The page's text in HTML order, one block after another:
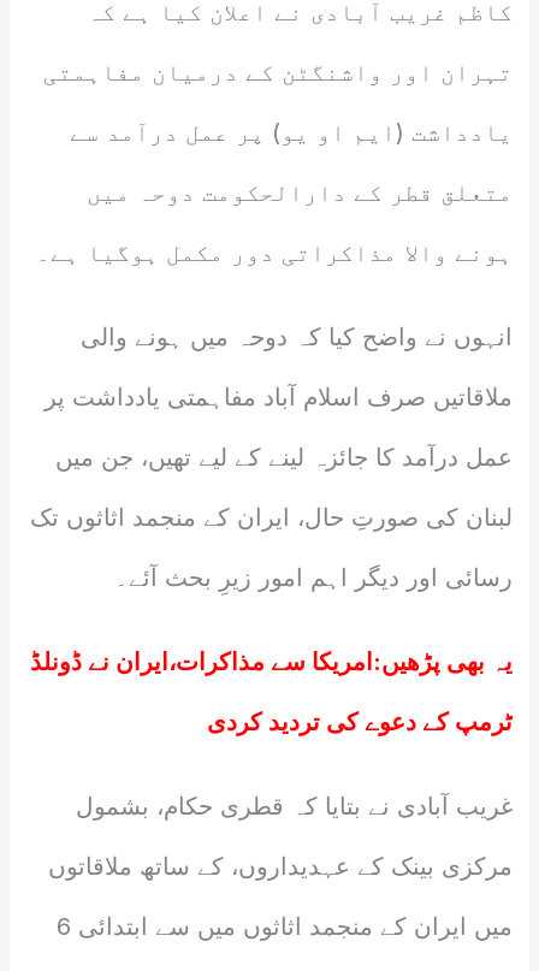
کاظم غریب آبادی نے اعلان کیا ہے کہ
تہران اور واشنگٹن کے درمیان مفاہمتی
یادداشت (ایم او یو) پر عمل درآمد سے
متعلق قطر کے دارالحکومت دوحہ میں
ہونے والا مذاکراتی دور مکمل ہوگیا ہے۔
انہوں نے واضح کیا کہ دوحہ میں ہونے والی
ملاقاتیں صرف اسلام آباد مفاہمتی یادداشت پر
عمل درآمد کا جائزہ لینے کے لیے تھیں، جن میں
لبنان کی صورتِ حال، ایران کے منجمد اثاثوں تک
رسائی اور دیگر اہم امور زیرِ بحث آئے۔
یہ بھی پڑھیں: امریکا سے مذاکرات،ایران نے ڈونلڈ
ٹرمپ کے دعوے کی تردید کردی
غریب آبادی نے بتایا کہ قطری حکام، بشمول
مرکزی بینک کے عہدیداروں، کے ساتھ ملاقاتوں
میں ایران کے منجمد اثاثوں میں سے ابتدائی 6